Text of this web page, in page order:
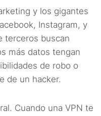
y los gigantes
Instagram, y
terceros buscan
más datos tengan
de robo o
de un hacker.
Cuando una VPN te